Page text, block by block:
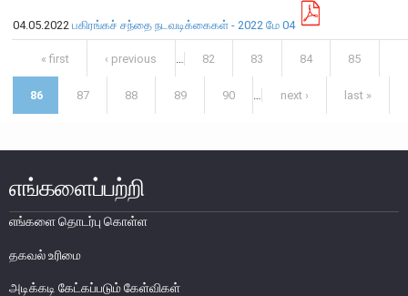
எக்ஸ்டர் அறிக்கை
04.05.2022 பகிரங்கச் சந்தை நடவடிக்கைகள் - 2022 மே 04
Pages
« first ‹ previous 82 83 84 85
86 87 88 89 90 … next › last »
எங்களைப்பற்றி
எங்களை தொடர்பு கொள்ள
தகவல் உரிமை
அடிக்கடி கேட்கப்படும் கேள்விகள்